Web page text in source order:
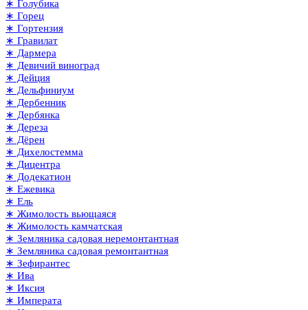
∗ Голубика
∗ Горец
∗ Гортензия
∗ Гравилат
∗ Дармера
∗ Девичий виноград
∗ Дейция
∗ Дельфиниум
∗ Дербенник
∗ Дербянка
∗ Дереза
∗ Дёрен
∗ Дихелостемма
∗ Дицентра
∗ Додекатион
∗ Ежевика
∗ Ель
∗ Жимолость вьющаяся
∗ Жимолость камчатская
∗ Земляника садовая неремонтантная
∗ Земляника садовая ремонтантная
∗ Зефирантес
∗ Ива
∗ Иксия
∗ Императа